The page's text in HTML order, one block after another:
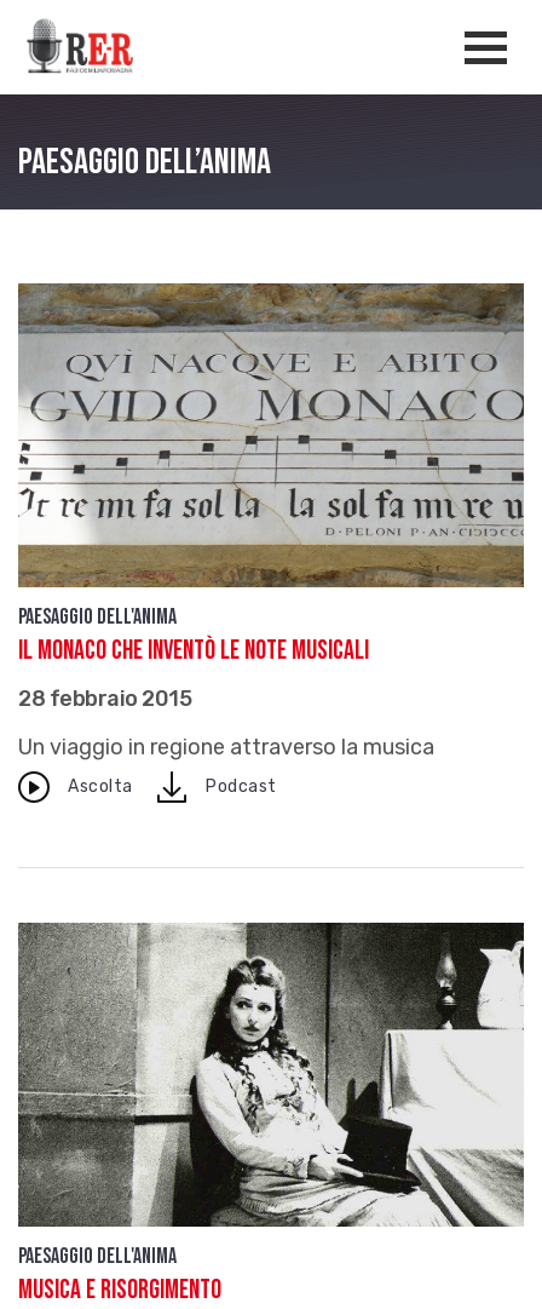
Salta al contenuto principale
Paesaggio dell’anima
Paesaggio dell'anima
Il monaco che inventò le note musicali
28 febbraio 2015
Un viaggio in regione attraverso la musica
Ascolta downloadPodcast
Paesaggio dell'anima
Musica e Risorgimento